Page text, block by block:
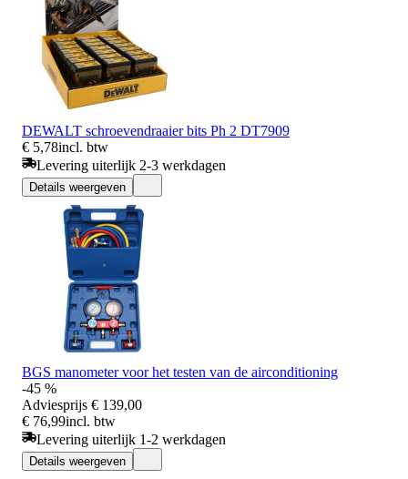
DEWALT schroevendraaier bits Ph 2 DT7909
€ 5,78incl. btw
Levering uiterlijk 2-3 werkdagen
Details weergeven
BGS manometer voor het testen van de airconditioning
-45 %
Adviesprijs € 139,00
€ 76,99incl. btw
Levering uiterlijk 1-2 werkdagen
Details weergeven